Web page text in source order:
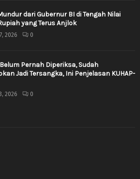
dari Gubernur BI di Tengah Nilai
yang Terus Anjlok
2026 0
Pernah Diperiksa, Sudah
Jadi Tersangka, Ini Penjelasan KUHAP-
2026 0